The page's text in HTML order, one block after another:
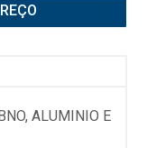
ALUMINIO E